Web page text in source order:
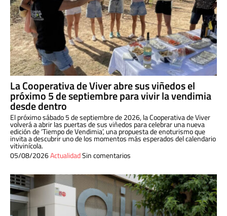
La Cooperativa de Viver abre sus viñedos el
próximo 5 de septiembre para vivir la vendimia
desde dentro
El próximo sábado 5 de septiembre de 2026, la Cooperativa de Viver
volverá a abrir las puertas de sus viñedos para celebrar una nueva
edición de ‘Tiempo de Vendimia’, una propuesta de enoturismo que
invita a descubrir uno de los momentos más esperados del calendario
vitivinícola.
05/08/2026ActualidadSin comentarios